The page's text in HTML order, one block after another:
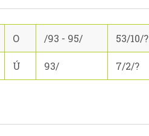
O /93 - 95/ 53/10/?
Ú 93/ 7/2/?